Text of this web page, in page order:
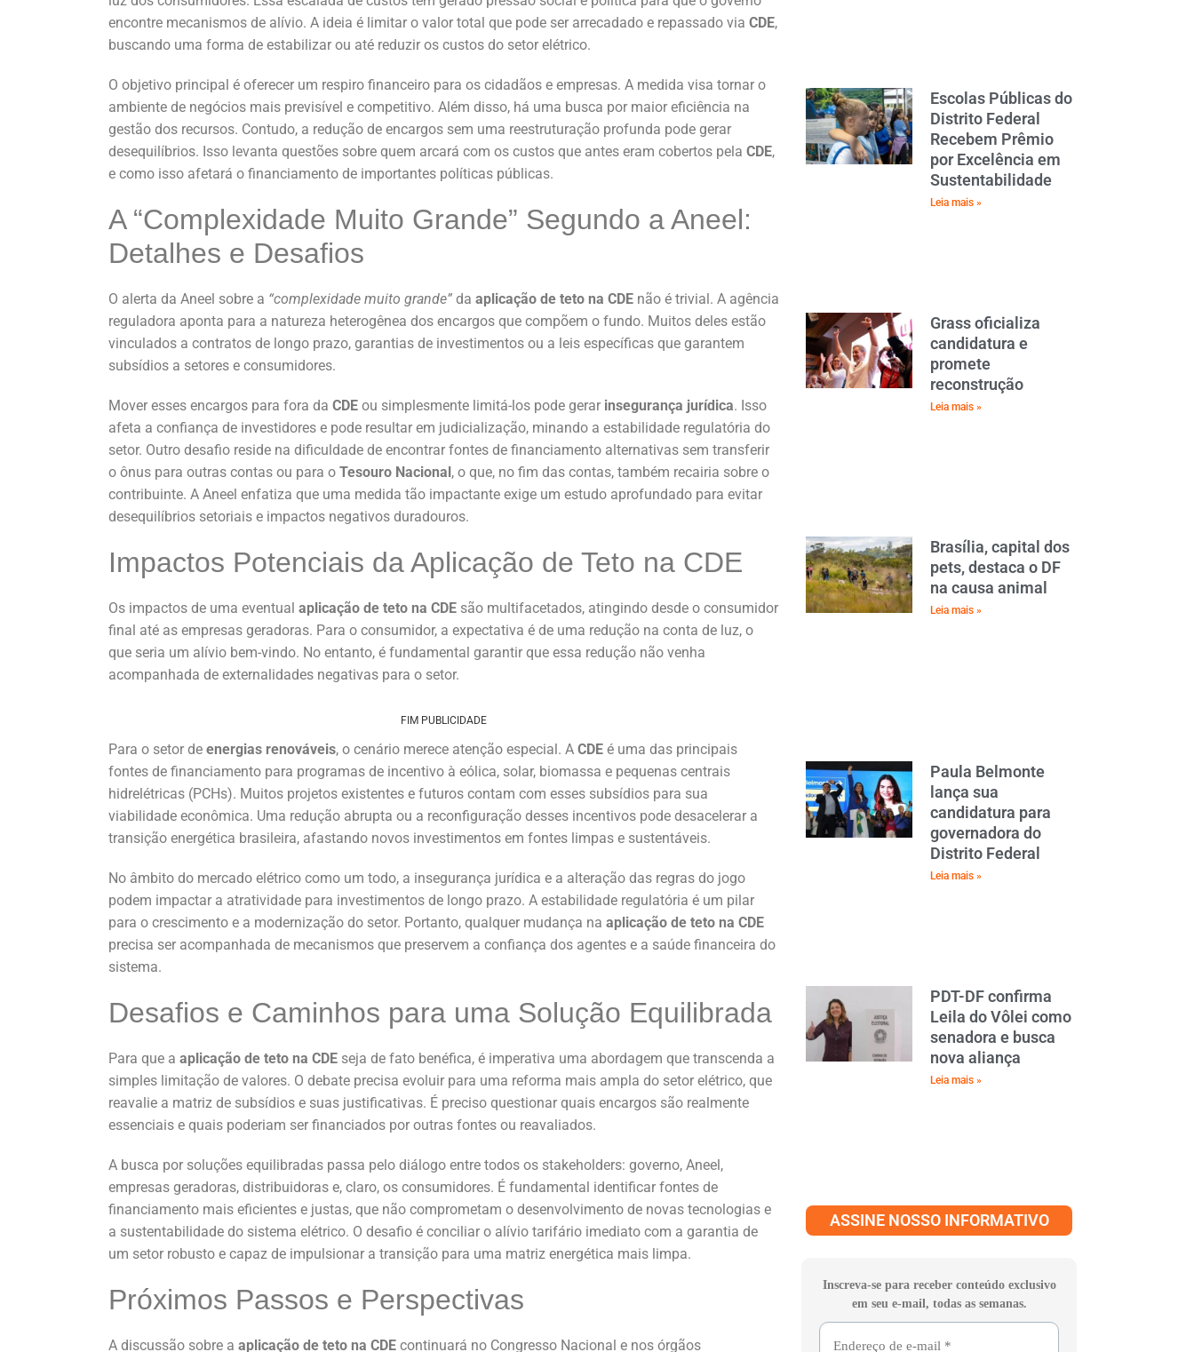
encontre mecanismos de alívio. A ideia é limitar o valor total que pode ser arrecadado e repassado via CDE,
buscando uma forma de estabilizar ou até reduzir os custos do setor elétrico.
O objetivo principal é oferecer um respiro financeiro para os cidadãos e empresas. A medida visa tornar o
ambiente de negócios mais previsível e competitivo. Além disso, há uma busca por maior eficiência na
gestão dos recursos. Contudo, a redução de encargos sem uma reestruturação profunda pode gerar
desequilíbrios. Isso levanta questões sobre quem arcará com os custos que antes eram cobertos pela CDE,
e como isso afetará o financiamento de importantes políticas públicas.
A “Complexidade Muito Grande” Segundo a Aneel:
Detalhes e Desafios
O alerta da Aneel sobre a “complexidade muito grande” da aplicação de teto na CDE não é trivial. A agência
reguladora aponta para a natureza heterogênea dos encargos que compõem o fundo. Muitos deles estão
vinculados a contratos de longo prazo, garantias de investimentos ou a leis específicas que garantem
subsídios a setores e consumidores.
Mover esses encargos para fora da CDE ou simplesmente limitá-los pode gerar insegurança jurídica. Isso
afeta a confiança de investidores e pode resultar em judicialização, minando a estabilidade regulatória do
setor. Outro desafio reside na dificuldade de encontrar fontes de financiamento alternativas sem transferir
o ônus para outras contas ou para o Tesouro Nacional, o que, no fim das contas, também recairia sobre o
contribuinte. A Aneel enfatiza que uma medida tão impactante exige um estudo aprofundado para evitar
desequilíbrios setoriais e impactos negativos duradouros.
Impactos Potenciais da Aplicação de Teto na CDE
Os impactos de uma eventual aplicação de teto na CDE são multifacetados, atingindo desde o consumidor
final até as empresas geradoras. Para o consumidor, a expectativa é de uma redução na conta de luz, o
que seria um alívio bem-vindo. No entanto, é fundamental garantir que essa redução não venha
acompanhada de externalidades negativas para o setor.
FIM PUBLICIDADE
Para o setor de energias renováveis, o cenário merece atenção especial. A CDE é uma das principais
fontes de financiamento para programas de incentivo à eólica, solar, biomassa e pequenas centrais
hidrelétricas (PCHs). Muitos projetos existentes e futuros contam com esses subsídios para sua
viabilidade econômica. Uma redução abrupta ou a reconfiguração desses incentivos pode desacelerar a
transição energética brasileira, afastando novos investimentos em fontes limpas e sustentáveis.
No âmbito do mercado elétrico como um todo, a insegurança jurídica e a alteração das regras do jogo
podem impactar a atratividade para investimentos de longo prazo. A estabilidade regulatória é um pilar
para o crescimento e a modernização do setor. Portanto, qualquer mudança na aplicação de teto na CDE
precisa ser acompanhada de mecanismos que preservem a confiança dos agentes e a saúde financeira do
sistema.
Desafios e Caminhos para uma Solução Equilibrada
Para que a aplicação de teto na CDE seja de fato benéfica, é imperativa uma abordagem que transcenda a
simples limitação de valores. O debate precisa evoluir para uma reforma mais ampla do setor elétrico, que
reavalie a matriz de subsídios e suas justificativas. É preciso questionar quais encargos são realmente
essenciais e quais poderiam ser financiados por outras fontes ou reavaliados.
A busca por soluções equilibradas passa pelo diálogo entre todos os stakeholders: governo, Aneel,
empresas geradoras, distribuidoras e, claro, os consumidores. É fundamental identificar fontes de
financiamento mais eficientes e justas, que não comprometam o desenvolvimento de novas tecnologias e
a sustentabilidade do sistema elétrico. O desafio é conciliar o alívio tarifário imediato com a garantia de
um setor robusto e capaz de impulsionar a transição para uma matriz energética mais limpa.
Próximos Passos e Perspectivas
A discussão sobre a aplicação de teto na CDE continuará no Congresso Nacional e nos órgãos
Escolas Públicas do
Distrito Federal
Recebem Prêmio
por Excelência em
Sustentabilidade
Leia mais »
Grass oficializa
candidatura e
promete
reconstrução
Leia mais »
Brasília, capital dos
pets, destaca o DF
na causa animal
Leia mais »
Paula Belmonte
lança sua
candidatura para
governadora do
Distrito Federal
Leia mais »
PDT-DF confirma
Leila do Vôlei como
senadora e busca
nova aliança
Leia mais »
ASSINE NOSSO INFORMATIVO
Inscreva-se para receber conteúdo exclusivo
em seu e-mail, todas as semanas.